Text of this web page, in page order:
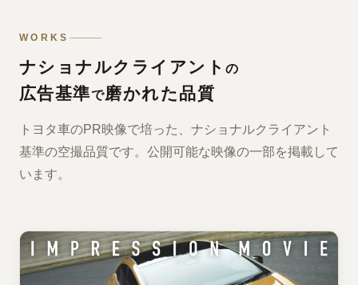
WORKS
ナショナルクライアントの
広告基準で磨かれた品質
トヨタ車のPR映像で培った、ナショナルクライアント
基準の空撮品質です。公開可能な映像の一部を掲載して
います。